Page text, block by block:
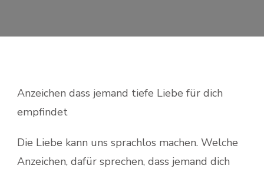
Anzeichen dass jemand tiefe Liebe für dich
empfindet
Die Liebe kann uns sprachlos machen. Welche
Anzeichen, dafür sprechen, dass jemand dich